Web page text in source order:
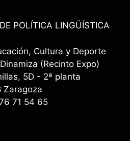
POLÍTICA LINGÜÍSTICA
Cultura y Deporte
(Recinto Expo)
5D - 2ª planta
Zaragoza
71 54 65